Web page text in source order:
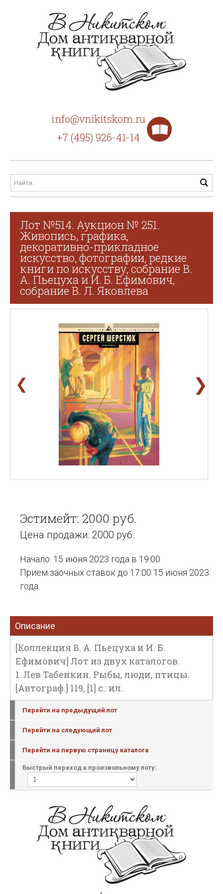
info@vnikitskom.ru
+7 (495) 926-41-14
Лот №514. Аукцион № 251.
Живопись, графика,
декоративно-прикладное
искусство, фотографии, редкие
книги по искусству, собрание В.
А. Пьецуха и И. Б. Ефимович,
собрание В. Л. Яковлева
❮ ❯
Эстимейт: 2000 руб.
Цена продажи: 2000 руб.
Начало: 15 июня 2023 года в 19:00
Прием заочных ставок до 17:00 15 июня 2023
года
Описание
[Коллекция В. А. Пьецуха и И. Б.
Ефимович] Лот из двух каталогов.
1. Лев Табенкин. Рыбы, люди, птицы.
[Автограф.] 119, [1] с.: ил.
Перейти на предыдущий лот
Перейти на следующий лот
Перейти на первую страницу каталога
Быстрый переход к произвольному лоту: